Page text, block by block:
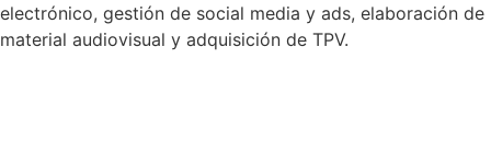
electrónico, gestión de social media y ads, elaboración de
material audiovisual y adquisición de TPV.